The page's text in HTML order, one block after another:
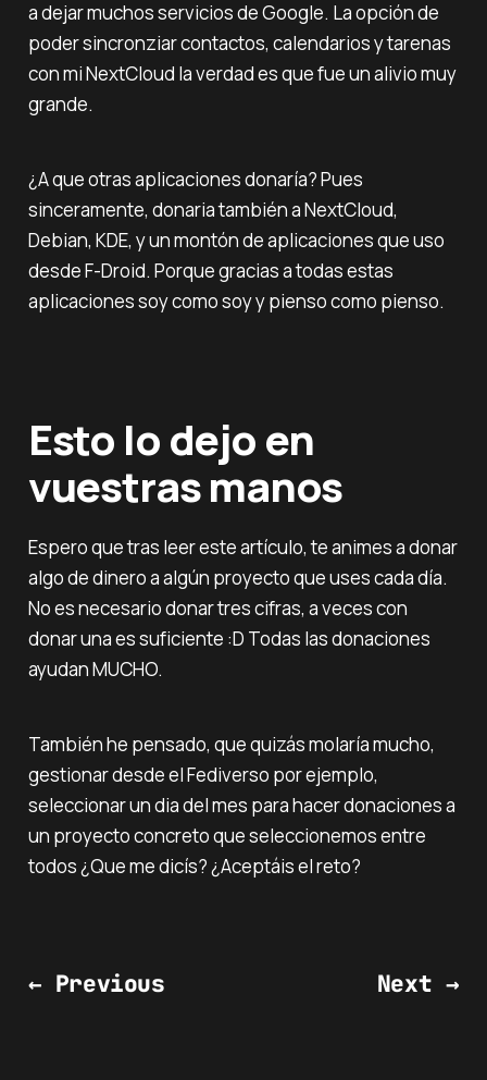
a dejar muchos servicios de Google. La opción de
poder sincronziar contactos, calendarios y tarenas
con mi NextCloud la verdad es que fue un alivio muy
grande.
¿A que otras aplicaciones donaría? Pues
sinceramente, donaria también a NextCloud,
Debian, KDE, y un montón de aplicaciones que uso
desde F-Droid. Porque gracias a todas estas
aplicaciones soy como soy y pienso como pienso.
Esto lo dejo en
vuestras manos
Espero que tras leer este artículo, te animes a donar
algo de dinero a algún proyecto que uses cada día.
No es necesario donar tres cifras, a veces con
donar una es suficiente :D Todas las donaciones
ayudan MUCHO.
También he pensado, que quizás molaría mucho,
gestionar desde el Fediverso por ejemplo,
seleccionar un dia del mes para hacer donaciones a
un proyecto concreto que seleccionemos entre
todos ¿Que me dicís? ¿Aceptáis el reto?
← Previous Next →